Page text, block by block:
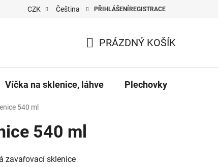
CZK Čeština PŘIHLÁŠENÍ REGISTRACE
KOŠÍK
PRÁZDNÝ KOŠÍK
Víčka na sklenice, láhve Plechovky
540 ml
540 ml
zavařovací sklenice